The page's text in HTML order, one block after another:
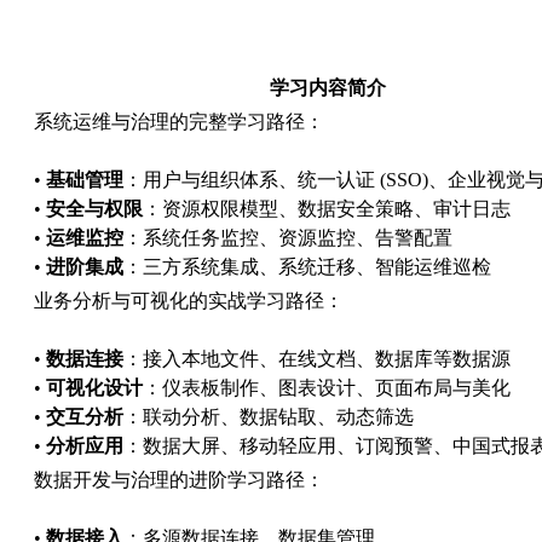
学习内容简介
系统运维与治理的完整学习路径：
• 基础管理 ：用户与组织体系、统一认证 (SSO)、企业视觉
• 安全与权限 ：资源权限模型、数据安全策略、审计日志
• 运维监控 ：系统任务监控、资源监控、告警配置
• 进阶集成 ：三方系统集成、系统迁移、智能运维巡检
业务分析与可视化的实战学习路径：
• 数据连接：接入本地文件、在线文档、数据库等数据源
• 可视化设计：仪表板制作、图表设计、页面布局与美化
• 交互分析：联动分析、数据钻取、动态筛选
• 分析应用 ：数据大屏、移动轻应用、订阅预警、中国式报
数据开发与治理的进阶学习路径：
• 数据接入 ：多源数据连接、数据集管理